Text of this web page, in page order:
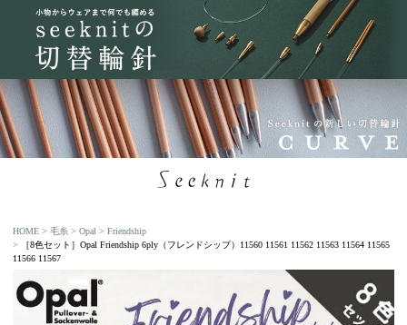
HOME 毛糸 Opal
Friendship
［8色セット］Opal Friendship 6ply（フレンドシップ）11560 11561 11562 11563 11564 11565
11566 11567